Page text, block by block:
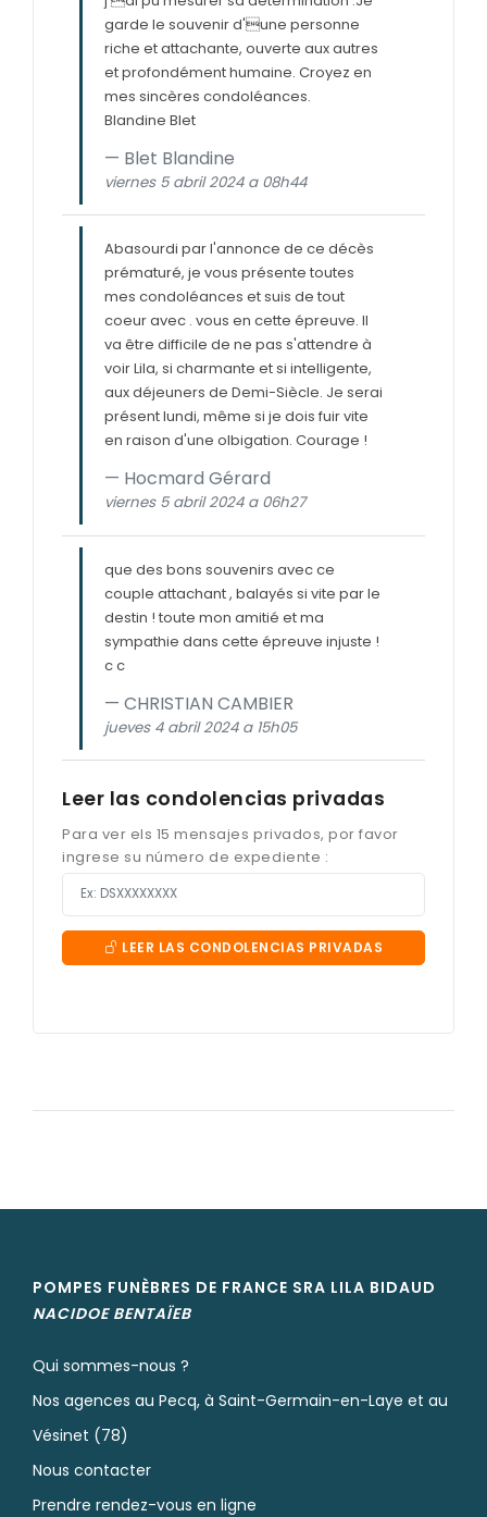
garde le souvenir d'une personne
riche et attachante, ouverte aux autres
et profondément humaine. Croyez en
mes sincères condoléances.
Blandine Blet
Blet Blandine
viernes 5 abril 2024 a 08h44
Abasourdi par l'annonce de ce décès
prématuré, je vous présente toutes
mes condoléances et suis de tout
coeur avec . vous en cette épreuve. Il
va être difficile de ne pas s'attendre à
voir Lila, si charmante et si intelligente,
aux déjeuners de Demi-Siècle. Je serai
présent lundi, même si je dois fuir vite
en raison d'une olbigation. Courage !
Hocmard Gérard
viernes 5 abril 2024 a 06h27
que des bons souvenirs avec ce
couple attachant , balayés si vite par le
destin ! toute mon amitié et ma
sympathie dans cette épreuve injuste !
c c
CHRISTIAN CAMBIER
jueves 4 abril 2024 a 15h05
Leer las condolencias privadas
Para ver els 15 mensajes privados, por favor
ingrese su número de expediente :
LEER LAS CONDOLENCIAS PRIVADAS
POMPES FUNÈBRES DE FRANCE SRA LILA BIDAUD
NACIDOE BENTAÏEB
Qui sommes-nous ?
Nos agences au Pecq, à Saint-Germain-en-Laye et au
Vésinet (78)
Nous contacter
Prendre rendez-vous en ligne